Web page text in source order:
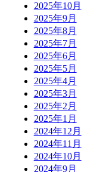
2025年10月
2025年9月
2025年8月
2025年7月
2025年6月
2025年5月
2025年4月
2025年3月
2025年2月
2025年1月
2024年12月
2024年11月
2024年10月
2024年9月